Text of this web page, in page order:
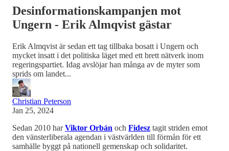
Desinformationskampanjen mot
Ungern - Erik Almqvist gästar
Erik Almqvist är sedan ett tag tillbaka bosatt i Ungern och
mycket insatt i det politiska läget med ett brett nätverk inom
regeringspartiet. Idag avslöjar han många av de myter som
sprids om landet...
Christian Peterson
Jan 25, 2024
Sedan 2010 harViktor Orbán och Fidesz tagit striden emot
den vänsterliberala agendan i västvärlden till förmån för ett
samhälle byggt på nationell gemenskap och solidaritet.